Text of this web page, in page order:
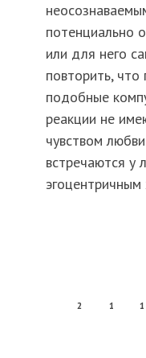
потенциально
или для него
повторить, что
подобные
реакции не
чувством
встречаются у
эгоцентричным
2 1 1